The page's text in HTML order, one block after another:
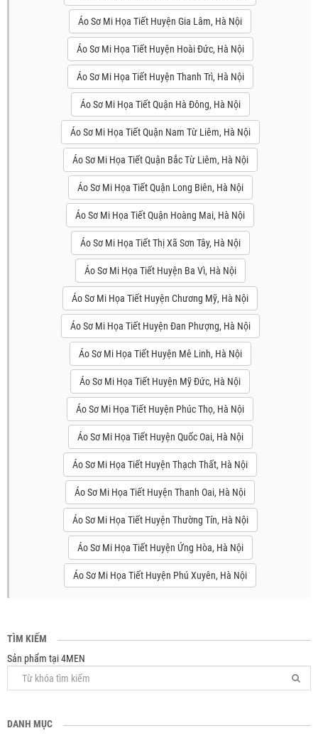
Áo Sơ Mi Họa Tiết Huyện Gia Lâm, Hà Nội
Áo Sơ Mi Họa Tiết Huyện Hoài Đức, Hà Nội
Áo Sơ Mi Họa Tiết Huyện Thanh Trì, Hà Nội
Áo Sơ Mi Họa Tiết Quận Hà Đông, Hà Nội
Áo Sơ Mi Họa Tiết Quận Nam Từ Liêm, Hà Nội
Áo Sơ Mi Họa Tiết Quận Bắc Từ Liêm, Hà Nội
Áo Sơ Mi Họa Tiết Quận Long Biên, Hà Nội
Áo Sơ Mi Họa Tiết Quận Hoàng Mai, Hà Nội
Áo Sơ Mi Họa Tiết Thị Xã Sơn Tây, Hà Nội
Áo Sơ Mi Họa Tiết Huyện Ba Vì, Hà Nội
Áo Sơ Mi Họa Tiết Huyện Chương Mỹ, Hà Nội
Áo Sơ Mi Họa Tiết Huyện Đan Phượng, Hà Nội
Áo Sơ Mi Họa Tiết Huyện Mê Linh, Hà Nội
Áo Sơ Mi Họa Tiết Huyện Mỹ Đức, Hà Nội
Áo Sơ Mi Họa Tiết Huyện Phúc Thọ, Hà Nội
Áo Sơ Mi Họa Tiết Huyện Quốc Oai, Hà Nội
Áo Sơ Mi Họa Tiết Huyện Thạch Thất, Hà Nội
Áo Sơ Mi Họa Tiết Huyện Thanh Oai, Hà Nội
Áo Sơ Mi Họa Tiết Huyện Thường Tín, Hà Nội
Áo Sơ Mi Họa Tiết Huyện Ứng Hòa, Hà Nội
Áo Sơ Mi Họa Tiết Huyện Phú Xuyên, Hà Nội
TÌM KIẾM
Sản phẩm tại 4MEN
DANH MỤC